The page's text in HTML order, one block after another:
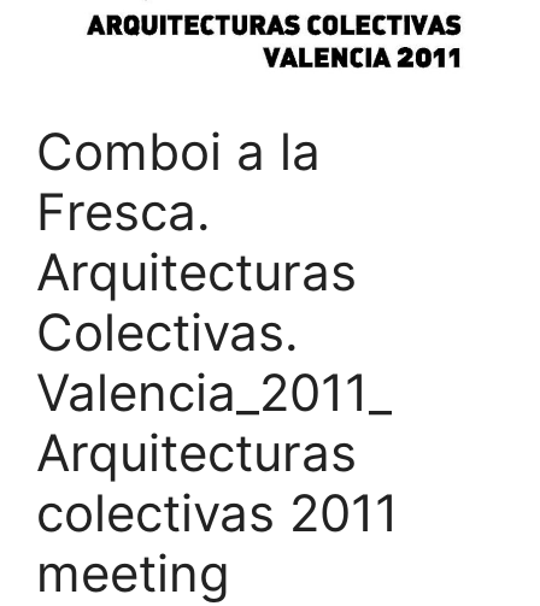
Comboi a la
Fresca.
Arquitecturas
Colectivas.
Valencia_2011_
Arquitecturas
colectivas 2011
meeting